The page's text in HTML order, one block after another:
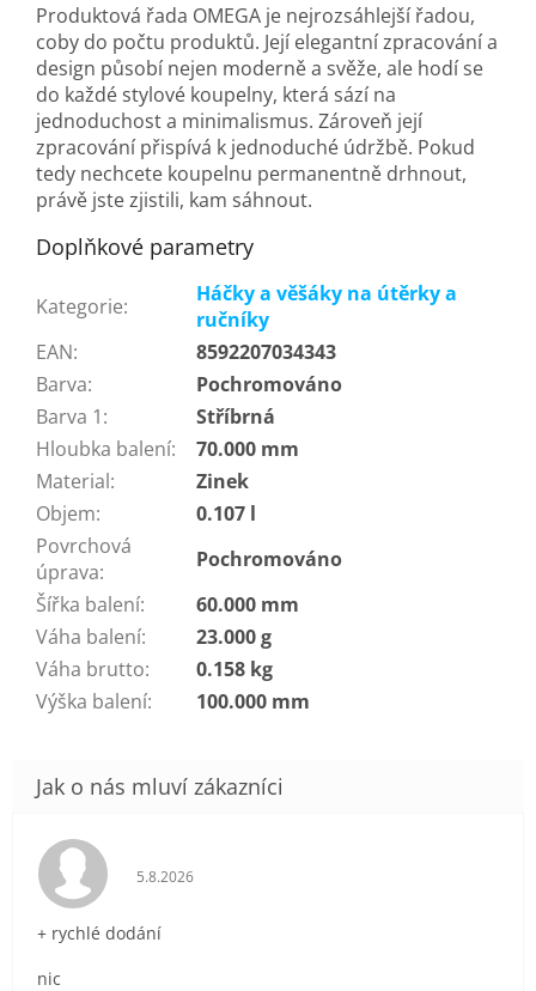
Produktová řada OMEGA je nejrozsáhlejší řadou,
coby do počtu produktů. Její elegantní zpracování a
design působí nejen moderně a svěže, ale hodí se
do každé stylové koupelny, která sází na
jednoduchost a minimalismus. Zároveň její
zpracování přispívá k jednoduché údržbě. Pokud
tedy nechcete koupelnu permanentně drhnout,
právě jste zjistili, kam sáhnout.
Doplňkové parametry
Kategorie:
Háčky a věšáky na útěrky a
ručníky
EAN:
8592207034343
Barva:
Pochromováno
Barva 1:
Stříbrná
Hloubka balení:
70.000 mm
Material:
Zinek
Objem:
0.107 l
Povrchová
úprava:
Pochromováno
Šířka balení:
60.000 mm
Váha balení:
23.000 g
Váha brutto:
0.158 kg
Výška balení: 100.000 mm
Hodnocení obchodu je 5 z 5 hvězdiček.
5.8.2026
+ rychlé dodání
nic